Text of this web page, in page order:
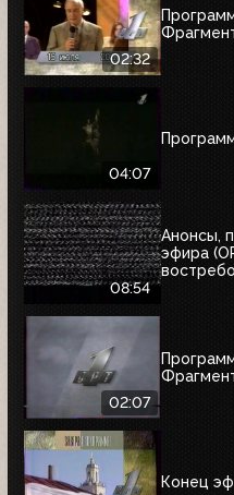
02:32
04:07
08:54
Анонсы,
эфира
02:07
Конец